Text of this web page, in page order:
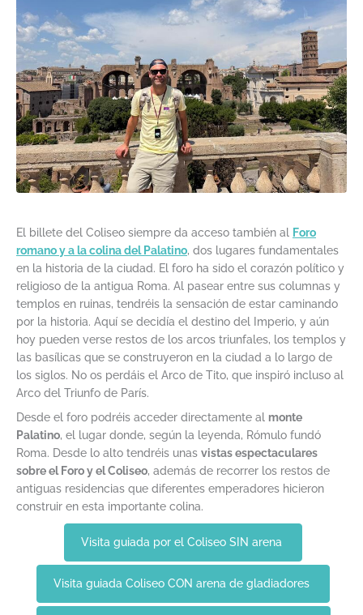
El billete del Coliseo siempre da acceso también al
Foro
romano y a la colina del Palatino, dos lugares fundamentales
en la historia de la ciudad. El foro ha sido el corazón político y
religioso de la antigua Roma. Al pasear entre sus columnas y
templos en ruinas, tendréis la sensación de estar caminando
por la historia. Aquí se decidía el destino del Imperio, y aún
hoy pueden verse restos de los arcos triunfales, los templos y
las basílicas que se construyeron en la ciudad a lo largo de
los siglos. No os perdáis el Arco de Tito, que inspiró incluso al
Arco del Triunfo de París.
Desde el foro podréis acceder directamente al monte
Palatino, el lugar donde, según la leyenda, Rómulo fundó
Roma. Desde lo alto tendréis unas vistas espectaculares
sobre el Foro y el Coliseo, además de recorrer los restos de
antiguas residencias que diferentes emperadores hicieron
construir en esta importante colina.
Visita guiada por el Coliseo SIN arena
Visita guiada Coliseo CON arena de gladiadores